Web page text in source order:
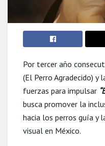
Por tercer año
(El Perro Agradecido) y
fuerzas para impulsar
busca promover la
hacia los perros guía y
visual en México.